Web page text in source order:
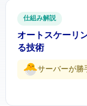
仕組み解説
オートスケーリ
る技術
サーバーが勝